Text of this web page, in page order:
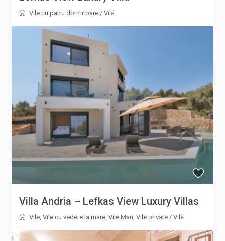
Vile cu patru dormitoare /Vilă
Villa Andria – Lefkas View Luxury Villas
Vile,Vile cu vedere la mare,Vile Mari,Vile private /Vilă